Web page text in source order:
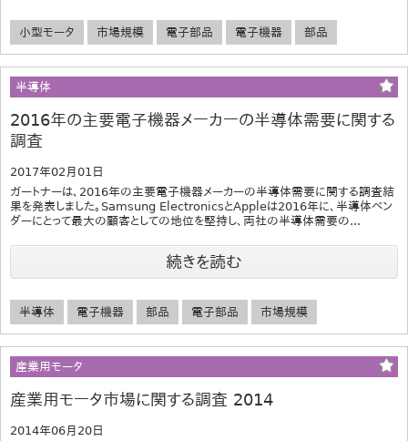
小型モータ 市場規模 電子部品 電子機器 部品
半導体
2016年の主要電子機器メーカーの半導体需要に関する
調査
2017年02月01日
ガートナーは、2016年の主要電子機器メーカーの半導体需要に関する調査結
果を発表しました。Samsung ElectronicsとAppleは2016年に、半導体ベン
ダーにとって最大の顧客としての地位を堅持し、両社の半導体需要の...
続きを読む
半導体 電子機器 部品 電子部品 市場規模
産業用モータ
産業用モータ市場に関する調査 2014
2014年06月20日